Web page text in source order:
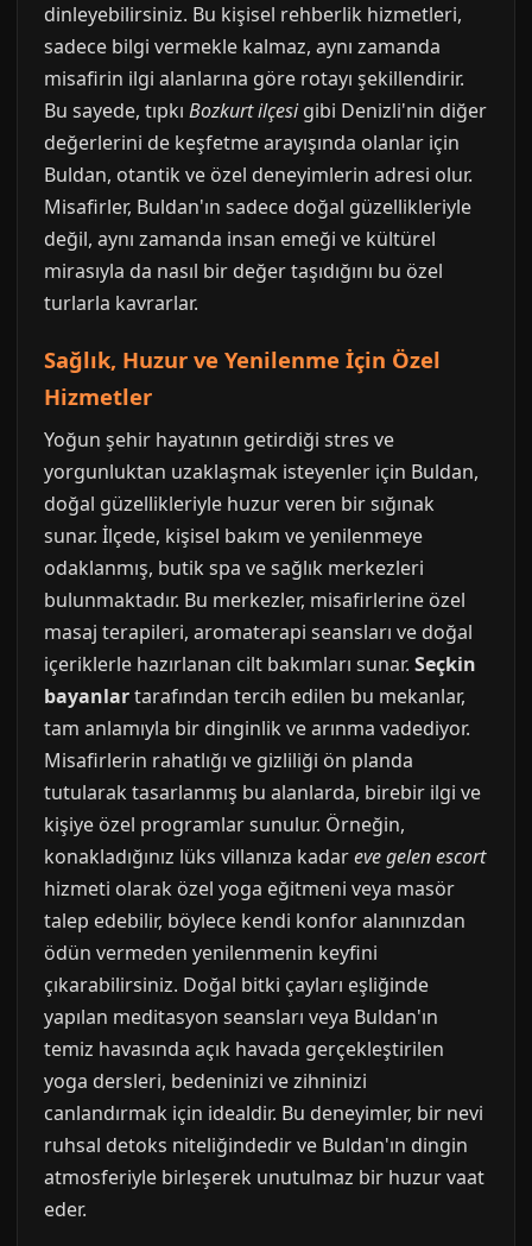
dinleyebilirsiniz. Bu kişisel rehberlik hizmetleri,
sadece bilgi vermekle kalmaz, aynı zamanda
misafirin ilgi alanlarına göre rotayı şekillendirir.
Bu sayede, tıpkı Bozkurt ilçesigibi Denizli'nin diğer
değerlerini de keşfetme arayışında olanlar için
Buldan, otantik ve özel deneyimlerin adresi olur.
Misafirler, Buldan'ın sadece doğal güzellikleriyle
değil, aynı zamanda insan emeği ve kültürel
mirasıyla da nasıl bir değer taşıdığını bu özel
turlarla kavrarlar.
Sağlık, Huzur ve Yenilenme İçin Özel
Hizmetler
Yoğun şehir hayatının getirdiği stres ve
yorgunluktan uzaklaşmak isteyenler için Buldan,
doğal güzellikleriyle huzur veren bir sığınak
sunar. İlçede, kişisel bakım ve yenilenmeye
odaklanmış, butik spa ve sağlık merkezleri
bulunmaktadır. Bu merkezler, misafirlerine özel
masaj terapileri, aromaterapi seansları ve doğal
içeriklerle hazırlanan cilt bakımları sunar. Seçkin
bayanlartarafından tercih edilen bu mekanlar,
tam anlamıyla bir dinginlik ve arınma vadediyor.
Misafirlerin rahatlığı ve gizliliği ön planda
tutularak tasarlanmış bu alanlarda, birebir ilgi ve
kişiye özel programlar sunulur. Örneğin,
konakladığınız lüks villanıza kadareve gelen escort
hizmeti olarak özel yoga eğitmeni veya masör
talep edebilir, böylece kendi konfor alanınızdan
ödün vermeden yenilenmenin keyfini
çıkarabilirsiniz. Doğal bitki çayları eşliğinde
yapılan meditasyon seansları veya Buldan'ın
temiz havasında açık havada gerçekleştirilen
yoga dersleri, bedeninizi ve zihninizi
canlandırmak için idealdir. Bu deneyimler, bir nevi
ruhsal detoks niteliğindedir ve Buldan'ın dingin
atmosferiyle birleşerek unutulmaz bir huzur vaat
eder.